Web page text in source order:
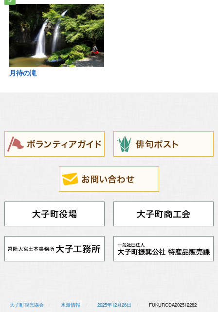
月待の滝
大子町観光協会 氷瀑情報 2025年12月26日 FUKURODA202512262